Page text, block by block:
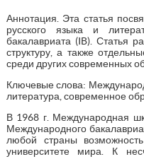
Аннотация. Эта статья
русского языка и
бакалавриата (IB). Статья
структуру, а также
среди других современных
Ключевые слова:
литература, современное
В 1968 г. Международная
Международного
любой страны
университете мира. К